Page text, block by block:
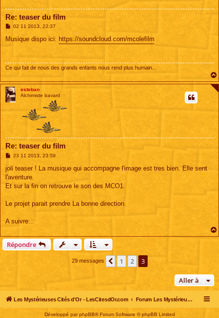
Re: teaser du film
M
s
02 11 2013, 22:37
Musique dispo ici: https://soundcloud.com/mcolefilm
Ce qui fait de nous des grands enfants nous rend plus humain...
esteban
Alchimiste bavard
Re: teaser du film
M
s
a
g
23 11 2013, 23:59
joli teaser ! La musique qui accompagne l'image est tres bien. Elle sent
l'aventure.
Et sur la fin on retrouve le son des MCO1.
Le projet parait prendre La bonne direction.
A suivre...
Répondre
29 messages Précédente
1 2 3
Aller à
Les Mystérieuses Cités d'Or - LesCitesdOr.com Forum Les Mystérieuses Cités d'Or
Développé parphpBB® Forum Software © phpBB Limited